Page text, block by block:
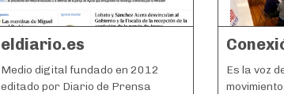
eldiario.es
Medio digital fundado en 2012
editado por Diario de Prensa
Es la voz